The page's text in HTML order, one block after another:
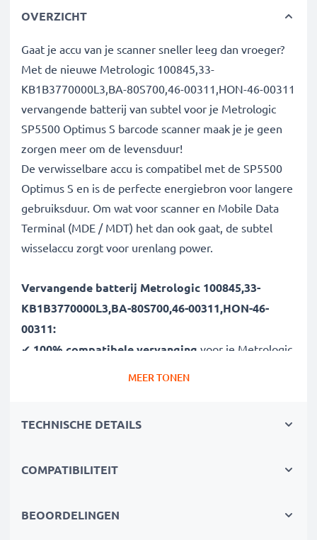
OVERZICHT
Gaat je accu van je scanner sneller leeg dan vroeger?
Met de nieuwe Metrologic 100845,33-
KB1B3770000L3,BA-80S700,46-00311,HON-46-00311
vervangende batterij van subtel voor je Metrologic
SP5500 Optimus S barcode scanner maak je je geen
zorgen meer om de levensduur!
De verwisselbare accu is compatibel met de SP5500
Optimus S en is de perfecte energiebron voor langere
gebruiksduur. Om wat voor scanner en Mobile Data
Terminal (MDE / MDT) het dan ook gaat, de subtel
wisselaccu zorgt voor urenlang power.
Vervangende batterij Metrologic 100845,33-
KB1B3770000L3,BA-80S700,46-00311,HON-46-
00311:
✔ 100% compatibele vervanging voor je Metrologic
capaciteit van 750mAh
modernste lithiumtechnologie zonder memory effect
kortsluiting, overhitting en overspanning
MEER TONEN
TECHNISCHE DETAILS
COMPATIBILITEIT
BEOORDELINGEN